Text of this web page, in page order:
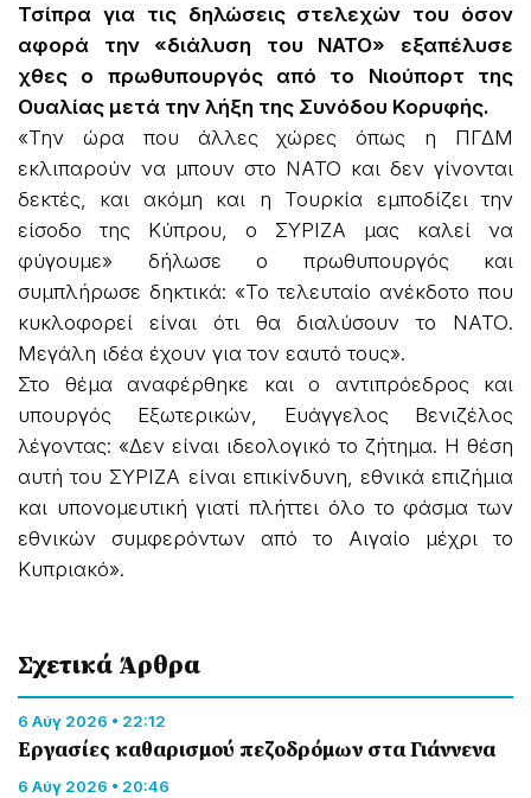
Τσίπρα για τις δηλώσεις στελεχών του όσον
αφορά την «διάλυση του ΝΑΤΟ» εξαπέλυσε
χθες ο πρωθυπουργός από το Νιούπορτ της
Ουαλίας μετά την λήξη της Συνόδου Κορυφής.
«Την ώρα που άλλες χώρες όπως η ΠΓΔΜ
εκλιπαρούν να μπουν στο ΝΑΤΟ και δεν γίνονται
δεκτές, και ακόμη και η Τουρκία εμποδίζει την
είσοδο της Κύπρου, ο ΣΥΡΙΖΑ μας καλεί να
φύγουμε» δήλωσε ο πρωθυπουργός και
συμπλήρωσε δηκτικά: «Το τελευταίο ανέκδοτο που
κυκλοφορεί είναι ότι θα διαλύσουν το ΝΑΤΟ.
Μεγάλη ιδέα έχουν για τον εαυτό τους».
Στο θέμα αναφέρθηκε και ο αντιπρόεδρος και
υπουργός Εξωτερικών, Ευάγγελος Βενιζέλος
λέγοντας: «Δεν είναι ιδεολογικό το ζήτημα. Η θέση
αυτή του ΣΥΡΙΖΑ είναι επικίνδυνη, εθνικά επιζήμια
και υπονομευτική γιατί πλήττει όλο το φάσμα των
εθνικών συμφερόντων από το Αιγαίο μέχρι το
Κυπριακό».
Σχετικά Άρθρα
6 Αύγ 2026 • 22:12
Εργασίες καθαρισμού πεζοδρόμων στα Γιάννενα
6 Αύγ 2026 • 20:46